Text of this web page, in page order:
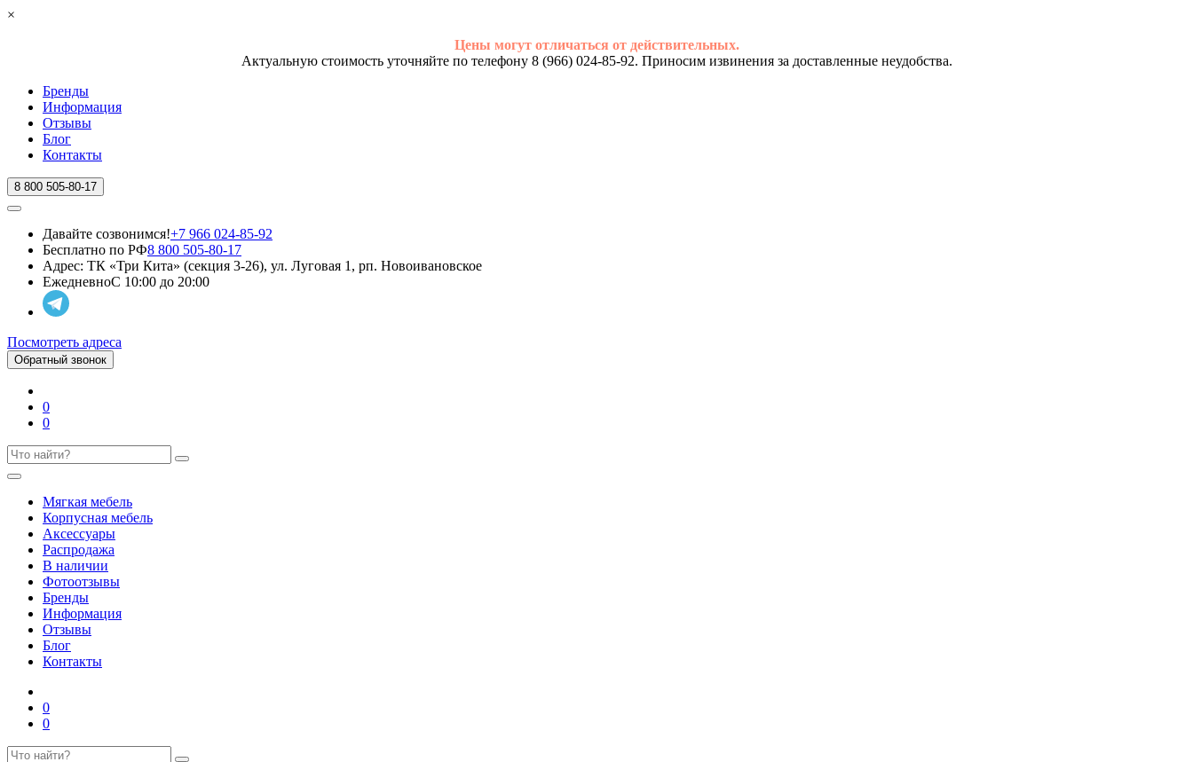
×
Цены могут отличаться от действительных.
Актуальную стоимость уточняйте по телефону 8 (966) 024-85-92. Приносим извинения за доставленные неудобства.
Бренды
Информация
Отзывы
Блог
Контакты
8 800 505-80-17
Давайте созвонимся!+7 966 024-85-92
Бесплатно по РФ8 800 505-80-17
Адрес: ТК «Три Кита» (секция 3-26), ул. Луговая 1, рп. Новоивановское
ЕжедневноС 10:00 до 20:00
Посмотреть адреса
Обратный звонок
0
0
Мягкая мебель
Корпусная мебель
Аксессуары
Распродажа
В наличии
Фотоотзывы
Бренды
Информация
Отзывы
Блог
Контакты
0
0